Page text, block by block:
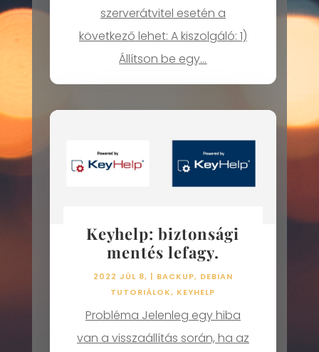
szerverátvitel esetén a
következő lehet: A kiszolgáló: 1)
Állítson be egy...
Keyhelp: biztonsági
mentés lefagy.
2022 JÚL 8, | BACKUP, DEBIAN
TUTORIÁLOK, KEYHELP
Probléma Jelenleg egy hiba
van a visszaállítás során, ha az